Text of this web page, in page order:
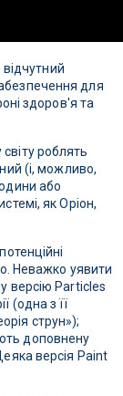
для
здоров'я та
роблять
(і, можливо,
або
як Оріон,
Неважко уявити
версію Particles
(одна з її
струн»);
доповнену
версія Paint